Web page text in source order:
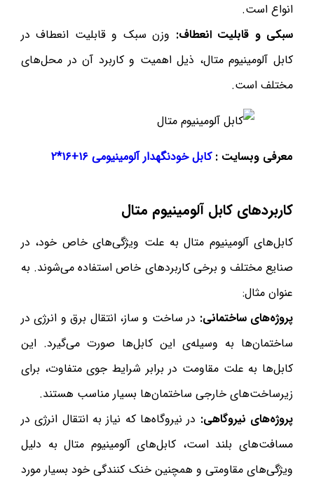
انواع است.
سبکی و قابلیت انعطاف: وزن سبک و قابلیت انعطاف در
کابل آلومینیوم متال، ذیل اهمیت و کاربرد آن در محل‌های
مختلف است.
معرفی وبسایت : کابل خودنگهدار آلومینیومی ۱۶+۱۶*۲
کاربردهای کابل آلومینیوم متال
کابل‌های آلومینیوم متال به علت ویژگی‌های خاص خود، در
صنایع مختلف و برخی کاربردهای خاص استفاده می‌شوند. به
عنوان مثال:
پروژه‌های ساختمانی: در ساخت و ساز، انتقال برق و انرژی در
ساختمان‌ها به وسیله‌ی این کابل‌ها صورت می‌گیرد. این
کابل‌ها به علت مقاومت در برابر شرایط جوی متفاوت، برای
زیرساخت‌های خارجی ساختمان‌ها بسیار مناسب هستند.
پروژه‌های نیروگاهی: در نیروگاه‌ها که نیاز به انتقال انرژی در
مسافت‌های بلند است، کابل‌های آلومینیوم متال به دلیل
ویژگی‌های مقاومتی و همچنین خنک کنندگی خود بسیار مورد